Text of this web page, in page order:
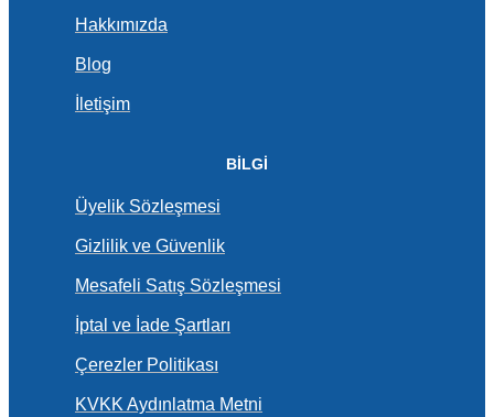
Hakkımızda
Blog
İletişim
BİLGİ
Üyelik Sözleşmesi
Gizlilik ve Güvenlik
Mesafeli Satış Sözleşmesi
İptal ve İade Şartları
Çerezler Politikası
KVKK Aydınlatma Metni